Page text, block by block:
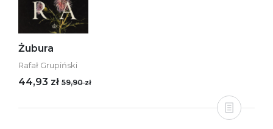
Żubura
Rafał Grupiński
44,93 zł 59,90 zł